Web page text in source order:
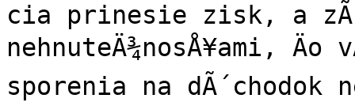
cia prinesie zisk, a
nehnuteÄ¾nosÅ¥ami,
sporenia na dÃ´chodok